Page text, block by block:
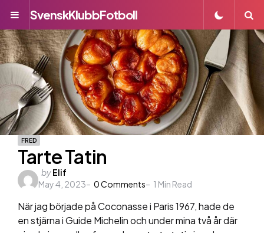
Menu
SvenskKlubbFotboll
FRED
Tarte Tatin
Posted
by
byElif
May 4, 2023
0Comments 1 Min Read
När jag började på Coconasse i Paris 1967, hade de
en stjärna i Guide Michelin och under mina två år där